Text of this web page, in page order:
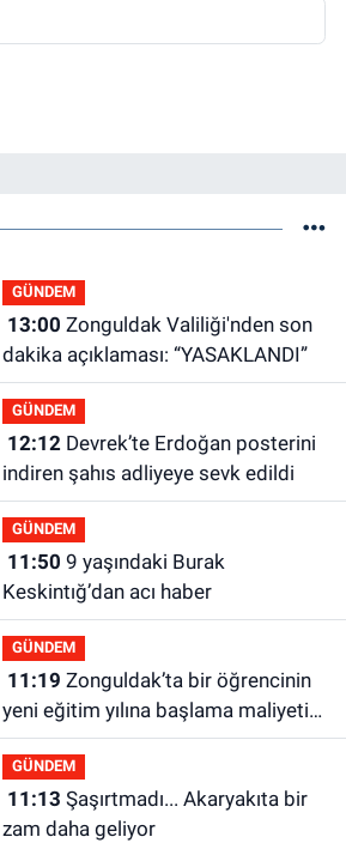
GÜNDEM
13:00
dakika açıklaması: “YASAKLANDI”
GÜNDEM
12:12Devrek’te Erdoğan posterini
indiren şahıs adliyeye sevk edildi
GÜNDEM
11:50
Keskintığ’dan acı haber
GÜNDEM
11:19
yeni eğitim yılına başlama maliyeti
ne kadar?
GÜNDEM
11:13
zam daha geliyor